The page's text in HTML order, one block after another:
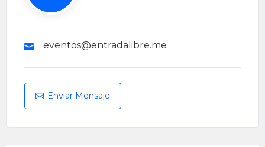
eventos@entradalibre.me
Enviar Mensaje